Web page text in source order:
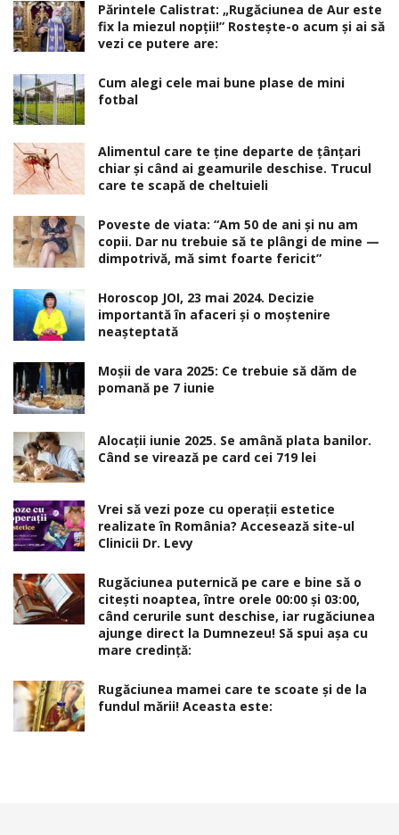
Părintele Calistrat: „Rugăciunea de Aur este
fix la miezul nopţii!” Rosteşte-o acum şi ai să
vezi ce putere are:
Cum alegi cele mai bune plase de mini
fotbal
Alimentul care te ține departe de țânțari
chiar și când ai geamurile deschise. Trucul
care te scapă de cheltuieli
Poveste de viata: “Am 50 de ani și nu am
copii. Dar nu trebuie să te plângi de mine —
dimpotrivă, mă simt foarte fericit”
Horoscop JOI, 23 mai 2024. Decizie
importantă în afaceri şi o moştenire
neaşteptată
Moșii de vara 2025: Ce trebuie să dăm de
pomană pe 7 iunie
Alocaţii iunie 2025. Se amână plata banilor.
Când se virează pe card cei 719 lei
Vrei să vezi poze cu operații estetice
realizate în România? Accesează site-ul
Clinicii Dr. Levy
Rugăciunea puternică pe care e bine să o
citești noaptea, între orele 00:00 și 03:00,
când cerurile sunt deschise, iar rugăciunea
ajunge direct la Dumnezeu! Să spui așa cu
mare credință:
Rugăciunea mamei care te scoate şi de la
fundul mării! Aceasta este: